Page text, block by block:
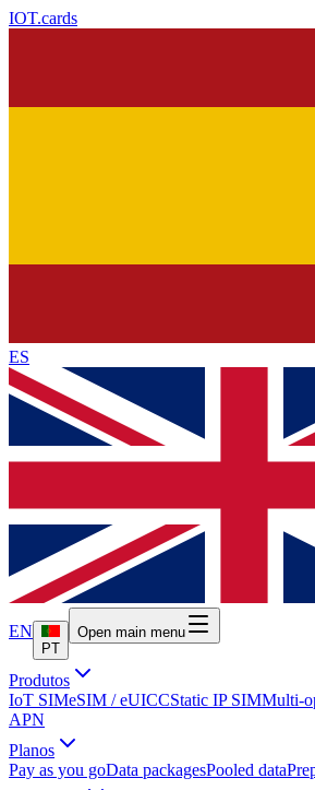
IOT.cards
ES
EN
PT
Open main menu
Produtos
IoT SIMeSIM / eUICCStatic IP SIMMulti-
APN
Planos
Pay as you goData packagesPooled data